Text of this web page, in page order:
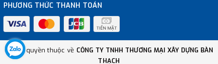
PHƯƠNG THỨC THANH TOÁN
© Bản quyền thuộc về CÔNG TY TNHH THƯƠNG MẠI XÂY DỰNG BÀN
THẠCH